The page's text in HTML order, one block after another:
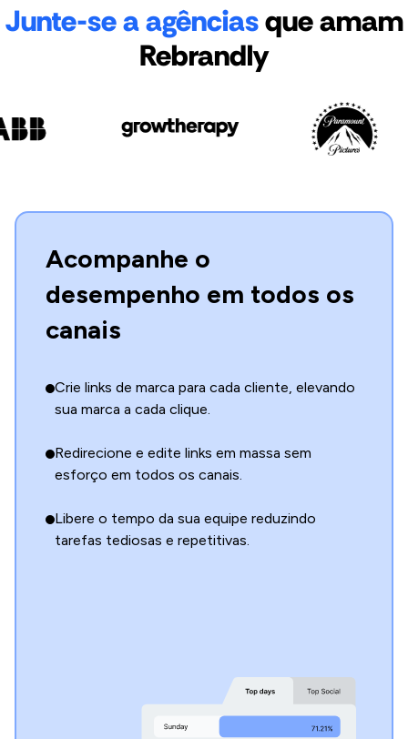
Junte-se a agênciasque amam
Rebrandly
Acompanhe o
desempenho em todos os
canais
Crie links de marca para cada cliente, elevando
sua marca a cada clique.
Redirecione e edite links em massa sem
esforço em todos os canais.
Libere o tempo da sua equipe reduzindo
tarefas tediosas e repetitivas.